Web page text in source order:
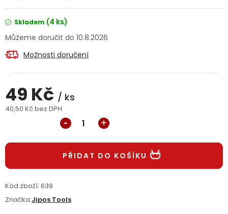
Jaký je aktuální stav mé objednávky?
Velkoobchodní spolupráce (B2B) Prodejna nářadí
Servis nářadí
Doprava a platba Váš zákaznický účet
PODPORA
Reklamační formulář
Skladem (4 ks)
10.8.2026
Možnosti doručení
49 Kč / ks
40,50 Kč bez DPH
PŘIDAT DO KOŠÍKU
Kód zboží: 638
Značka:Jipos Tools